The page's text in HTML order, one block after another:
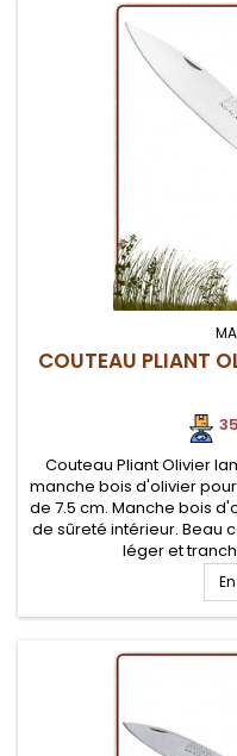
COUTEAU PLIANT
Couteau Pliant Olivier
manche bois d'olivier
de 7.5 cm. Manche bois
de sûreté intérieur. Beau
léger et